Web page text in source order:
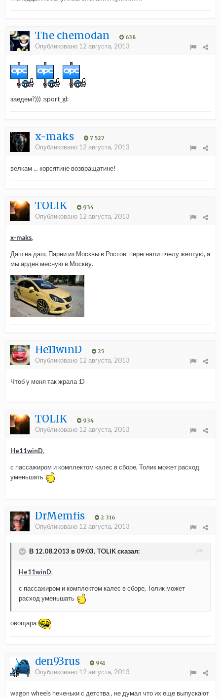
The chemodan 638
Опубликовано 12 августа, 2013
заедем?))) :sport_gl:
x-maks 7 527
Опубликовано 12 августа, 2013
велкам ... корсятине возвращатине!
TOLIK 934
Опубликовано 12 августа, 2013
x-maks,
Даш на даш, Парни из Москвы в Ростов перегнали пчелу желтую, а
мы арден месную в Москву.
He11winD 25
Опубликовано 12 августа, 2013
Чтоб у меня так жрала :D
TOLIK 934
Опубликовано 12 августа, 2013
He11winD,
с пассажиром и комплектом калес в сборе, Толик может расход
уменьшать
DrMemfis 2 316
Опубликовано 12 августа, 2013
В 12.08.2013 в 09:03, TOLIK сказал:
He11winD,
с пассажиром и комплектом калес в сборе, Толик может
расход уменьшать
овощара
den93rus 941
Опубликовано 12 августа, 2013
wagon wheels печеньки с детства , не думал что их еще выпускают